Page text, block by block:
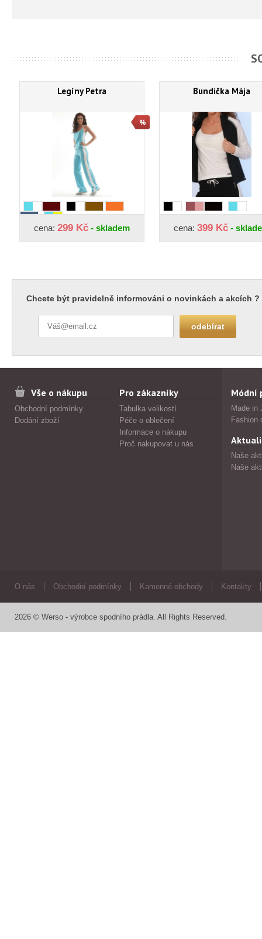
Legíny Petra
cena: 299 Kč - skladem
Bundička Mája
cena: 399 Kč -
Chcete být pravidelně informováni o novinkách a akcích ?
Vše o nákupu
Obchodní podmínky
Dodání zboží
Pro zákazníky
Tabulka velikostí
Péče o oblečení
Informace o nákupu
Proč nakupovat u nás
Módní
Made in
Fashion
Naše
Naše
O nás Obchodní podmínky Kamenné obchody Kontakty
2026 © Werso - výrobce spodního prádla. All Rights Reserved.